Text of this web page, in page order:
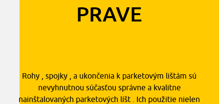
PRAVE
Rohy , spojky , a ukončenia k parketovým lištám sú
nevyhnutnou súčasťou správne a kvalitne
nainštalovaných parketových líšt . Ich použitie nielen